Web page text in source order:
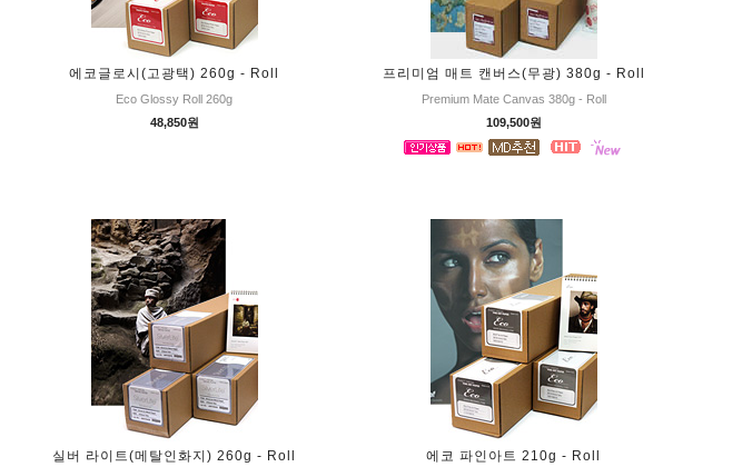
에코글로시(고광택) 260g - Roll
Eco Glossy Roll 260g
48,850원
프리미엄 매트 캔버스(무광) 380g - Roll
Premium Mate Canvas 380g - Roll
109,500원
실버 라이트(메탈인화지) 260g - Roll 에코 파인아트 210g - Roll